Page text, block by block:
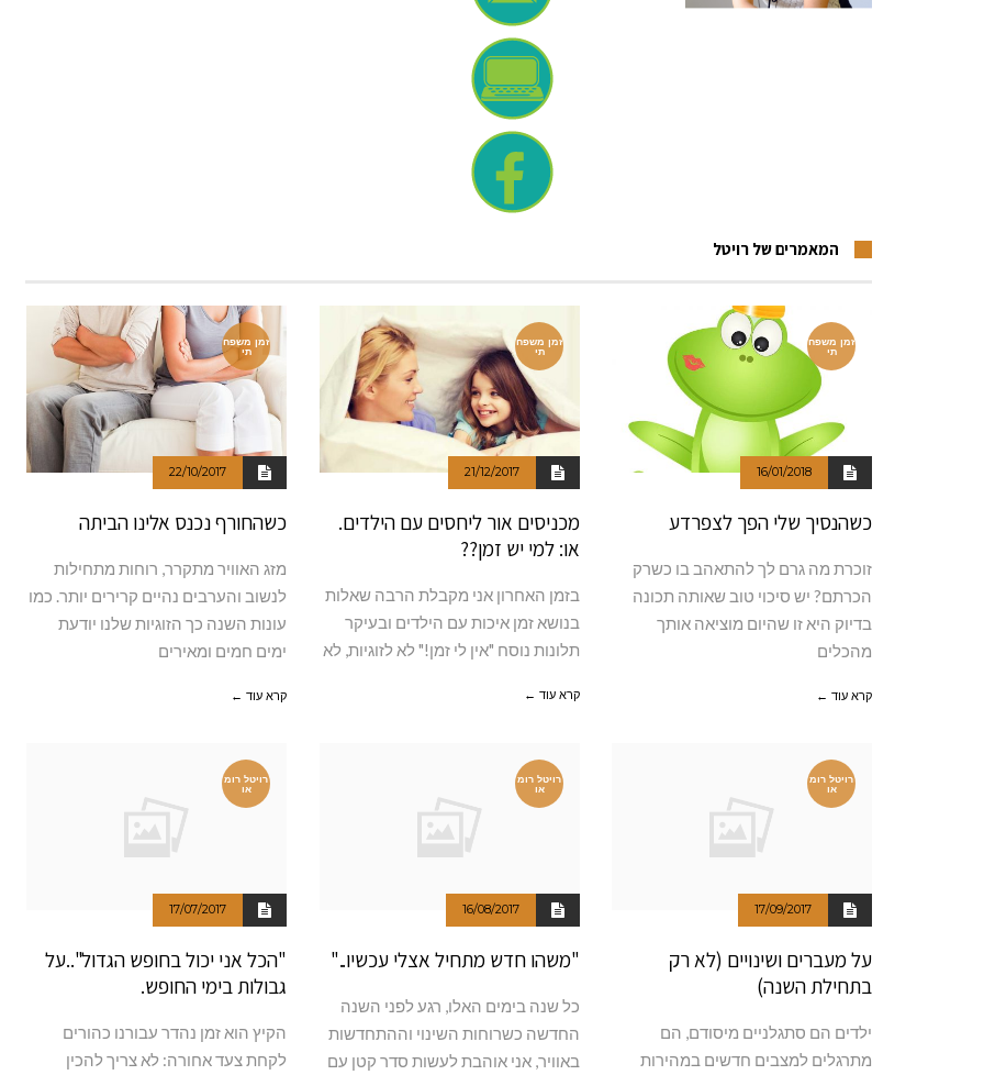
המאמרים של רויטל
זמן משפח
תי
16/01/2018
כשהנסיך שלי הפך לצפרדע
זוכרת מה גרם לך להתאהב בו כשרק
הכרתם? יש סיכוי טוב שאותה תכונה
בדיוק היא זו שהיום מוציאה אותך
מהכלים
קרא עוד ←
זמן משפח
תי
21/12/2017
מכניסים אור ליחסים עם הילדים.
או: למי יש זמן??
בזמן האחרון אני מקבלת הרבה שאלות
בנושא זמן איכות עם הילדים ובעיקר
תלונות נוסח "אין לי זמן!" לא לזוגיות, לא
קרא עוד ←
זמן משפח
תי
22/10/2017
כשהחורף נכנס אלינו הביתה
מזג האוויר מתקרר, רוחות מתחילות
לנשוב והערבים נהיים קרירים יותר. כמו
עונות השנה כך הזוגיות שלנו יודעת
ימים חמים ומאירים
קרא עוד ←
רויטל רומ
או
17/09/2017
על מעברים ושינויים (לא רק
בתחילת השנה)
ילדים הם סתגלניים מיסודם, הם
מתרגלים למצבים חדשים במהירות
רויטל רומ
או
16/08/2017
"משהו חדש מתחיל אצלי עכשיו.."
כל שנה בימים האלו, רגע לפני השנה
החדשה כשרוחות השינוי וההתחדשות
באוויר, אני אוהבת לעשות סדר קטן עם
רויטל רומ
או
17/07/2017
"הכל אני יכול בחופש הגדול"..על
גבולות בימי החופש.
הקיץ הוא זמן נהדר עבורנו כהורים
לקחת צעד אחורה: לא צריך להכין